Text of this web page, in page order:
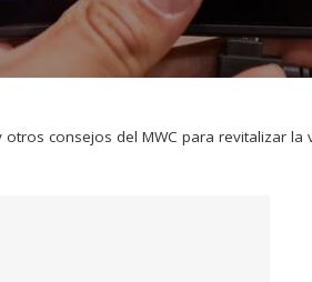
otros consejos del MWC para revitalizar